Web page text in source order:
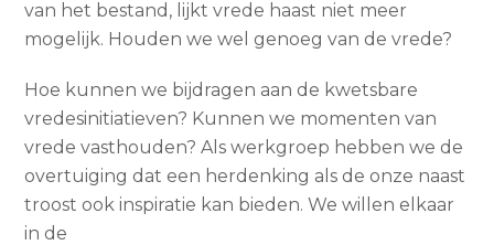
van het bestand, lijkt vrede haast niet meer
mogelijk. Houden we wel genoeg van de vrede?
Hoe kunnen we bijdragen aan de kwetsbare
vredesinitiatieven? Kunnen we momenten van
vrede vasthouden? Als werkgroep hebben we de
overtuiging dat een herdenking als de onze naast
troost ook inspiratie kan bieden. We willen elkaar
in de